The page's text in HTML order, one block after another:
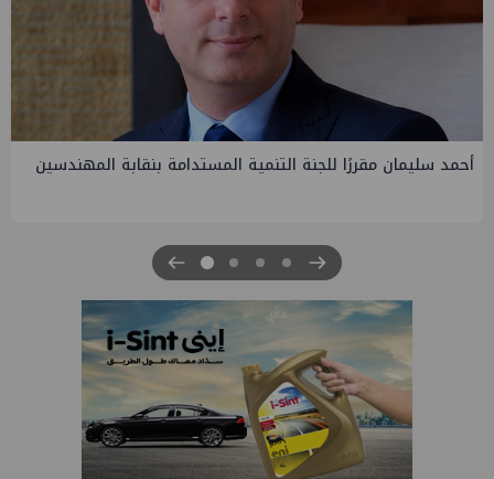
PMS تنهي أعمال إنزال الخطوط البحرية الثلاث بمشروع المرحلة